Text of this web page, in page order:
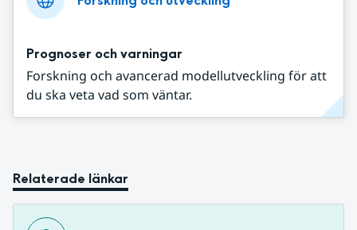
Prognoser och varningar
Forskning och avancerad modellutveckling för att
du ska veta vad som väntar.
Relaterade länkar